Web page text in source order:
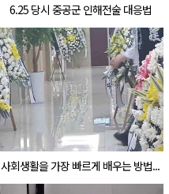
6.25 당시 중공군 인해전술 대응법
사회생활을 가장 빠르게 배우는 방법...
이거 ㄹㅇ임